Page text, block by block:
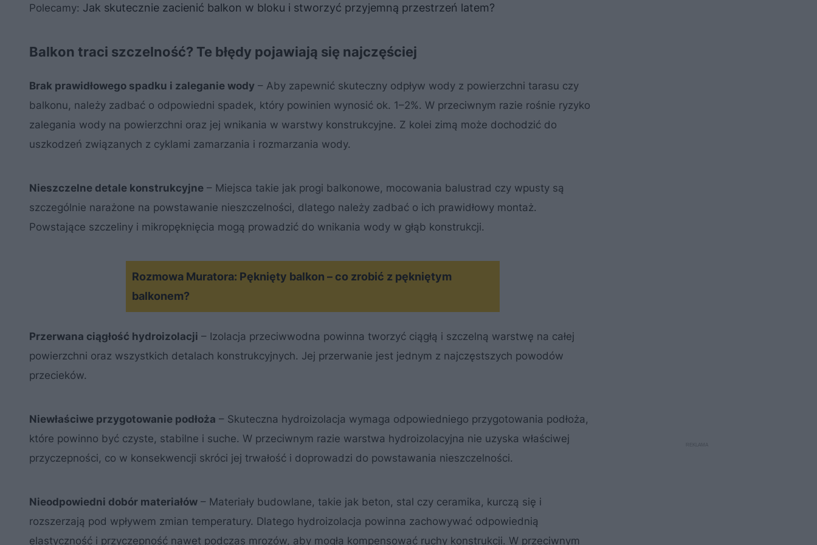
Polecamy: Jak skutecznie zacienić balkon w bloku i stworzyć przyjemną przestrzeń latem?
Balkon traci szczelność? Te błędy pojawiają się najczęściej
Brak prawidłowego spadku i zaleganie wody – Aby zapewnić skuteczny odpływ wody z powierzchni tarasu czy
balkonu, należy zadbać o odpowiedni spadek, który powinien wynosić ok. 1–2%. W przeciwnym razie rośnie ryzyko
zalegania wody na powierzchni oraz jej wnikania w warstwy konstrukcyjne. Z kolei zimą może dochodzić do
uszkodzeń związanych z cyklami zamarzania i rozmarzania wody.
Nieszczelne detale konstrukcyjne – Miejsca takie jak progi balkonowe, mocowania balustrad czy wpusty są
szczególnie narażone na powstawanie nieszczelności, dlatego należy zadbać o ich prawidłowy montaż.
Powstające szczeliny i mikropęknięcia mogą prowadzić do wnikania wody w głąb konstrukcji.
Rozmowa Muratora: Pęknięty balkon – co zrobić z pękniętym
balkonem?
Przerwana ciągłość hydroizolacji – Izolacja przeciwwodna powinna tworzyć ciągłą i szczelną warstwę na całej
powierzchni oraz wszystkich detalach konstrukcyjnych. Jej przerwanie jest jednym z najczęstszych powodów
przecieków.
Niewłaściwe przygotowanie podłoża – Skuteczna hydroizolacja wymaga odpowiedniego przygotowania podłoża,
które powinno być czyste, stabilne i suche. W przeciwnym razie warstwa hydroizolacyjna nie uzyska właściwej
przyczepności, co w konsekwencji skróci jej trwałość i doprowadzi do powstawania nieszczelności.
Nieodpowiedni dobór materiałów – Materiały budowlane, takie jak beton, stal czy ceramika, kurczą się i
rozszerzają pod wpływem zmian temperatury. Dlatego hydroizolacja powinna zachowywać odpowiednią
elastyczność i przyczepność nawet podczas mrozów, aby mogła kompensować ruchy konstrukcji. W przeciwnym